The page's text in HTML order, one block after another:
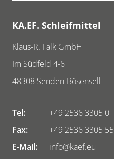
KA.EF. Schleifmittel
Klaus-R. Falk GmbH
Im Südfeld 4-6
48308 Senden-Bösensell
Tel:
+49 2536 3305 0
Fax:
+49 2536 3305 55
E-Mail:
info@kaef.eu